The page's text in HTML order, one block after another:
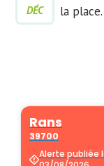
DÉC
la place.